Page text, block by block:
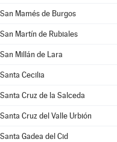
San Mamés de Burgos
San Martín de Rubiales
San Millán de Lara
Santa Cecilia
Santa Cruz de la Salceda
Santa Cruz del Valle Urbión
Santa Gadea del Cid